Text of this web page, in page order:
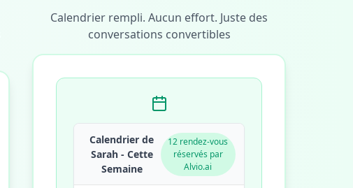
Calendrier rempli. Aucun effort. Juste des
conversations convertibles
Calendrier de
Sarah - Cette
Semaine
12 rendez-vous
réservés par
Alvio.ai